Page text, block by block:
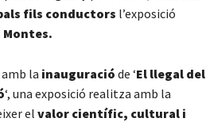
fils conductors l’exposició
Montes.
amb la inauguració de ‘El llegal del
‘, una exposició realitza amb la
el valor científic, cultural i